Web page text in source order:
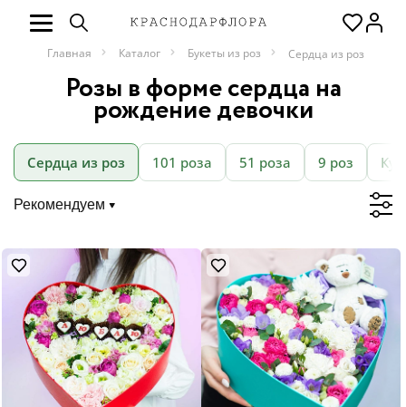
Главная Каталог Букеты из роз Сердца из роз
Розы в форме сердца на
рождение девочки
Сердца из роз 101 роза 51 роза 9 роз
Рекомендуем